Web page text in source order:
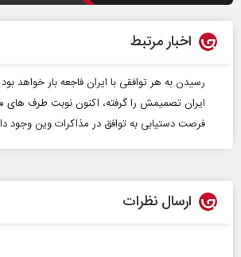
اخبار مرتبط
رسیدن به هر توافقی با ایران فاجعه‌ بار خواهد بود
ایران تصمیمش را گرفته، اکنون نوبت طرف‌ های
فرصت دستیابی به توافق در مذاکرات وین وجود
ارسال نظرات